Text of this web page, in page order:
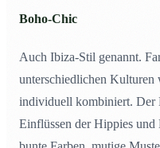
Boho-Chic
Auch Ibiza-Stil genannt.
unterschiedlichen Kulturen
individuell kombiniert. Der
Einflüssen der Hippies und